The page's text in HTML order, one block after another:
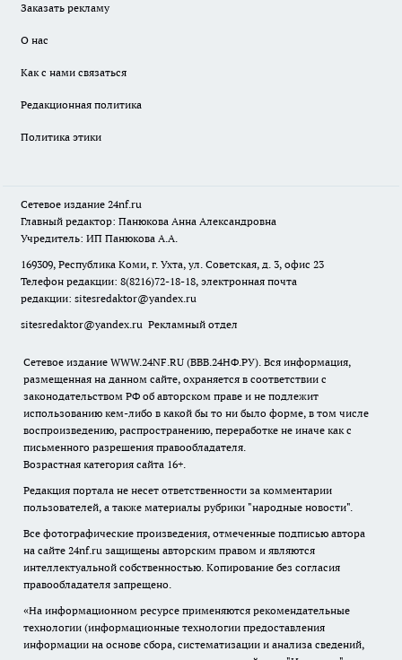
Заказать рекламу
О нас
Как с нами связаться
Редакционная политика
Политика этики
Сетевое издание 24nf.ru
Главный редактор: Панюкова Анна Александровна
Учредитель: ИП Панюкова А.А.
169309, Республика Коми, г. Ухта, ул. Советская, д. 3, офис 23
Телефон редакции: 8(8216)72-18-18, электронная почта
редакции: sitesredaktor@yandex.ru
sitesredaktor@yandex.ru Рекламный отдел
Сетевое издание WWW.24NF.RU (ВВВ.24НФ.РУ). Вся информация,
размещенная на данном сайте, охраняется в соответствии с
законодательством РФ об авторском праве и не подлежит
использованию кем-либо в какой бы то ни было форме, в том числе
воспроизведению, распространению, переработке не иначе как с
письменного разрешения правообладателя.
Возрастная категория сайта 16+.
Редакция портала не несет ответственности за комментарии
пользователей, а также материалы рубрики "народные новости".
Все фотографические произведения, отмеченные подписью автора
на сайте 24nf.ru защищены авторским правом и являются
интеллектуальной собственностью. Копирование без согласия
правообладателя запрещено.
«На информационном ресурсе применяются рекомендательные
технологии (информационные технологии предоставления
информации на основе сбора, систематизации и анализа сведений,